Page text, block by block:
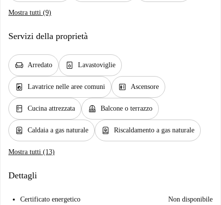
Mostra tutti (9)
Servizi della proprietà
chair Arredato dishwasher_gen Lavastoviglie
local_laundry_service Lavatrice nelle aree comuni elevator Ascensore
kitchen Cucina attrezzata balcony Balcone o terrazzo
water_heater Caldaia a gas naturale water_heater Riscaldamento a gas naturale
Mostra tutti (13)
Dettagli
Certificato energetico Non disponibile